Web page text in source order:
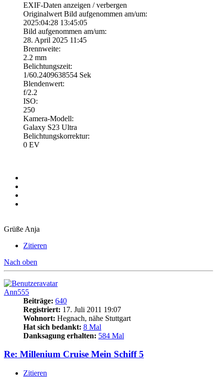
EXIF-Daten anzeigen / verbergen
Originalwert Bild aufgenommen am/um:
2025:04:28 13:45:05
Bild aufgenommen am/um:
28. April 2025 11:45
Brennweite:
2.2 mm
Belichtungszeit:
1/60.2409638554 Sek
Blendenwert:
f/2.2
ISO:
250
Kamera-Modell:
Galaxy S23 Ultra
Belichtungskorrektur:
0 EV
Grüße Anja
Zitieren
Nach oben
Ann555
Beiträge: 640
Registriert: 17. Juli 2011 19:07
Wohnort: Hegnach, nähe Stuttgart
Hat sich bedankt: 8 Mal
Danksagung erhalten: 584 Mal
Re: Millenium Cruise Mein Schiff 5
Zitieren